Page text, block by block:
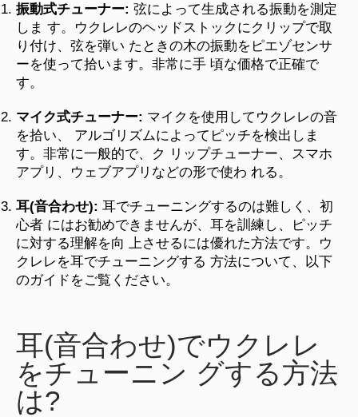
振動式チューナー: 弦によって生成される振動を測定
しま す。ウクレレのヘッドストックにクリップで取
り付け、弦を弾い たときの木の振動をピエゾセンサ
ーを使って拾います。非常に手 頃な価格で正確で
す。
マイク式チューナー: マイクを使用してウクレレの音
を拾い、 アルゴリズムによってピッチを検出しま
す。非常に一般的で、ク リップチューナー、スマホ
アプリ、ウェブアプリなどの形で使わ れる。
耳(音合わせ): 耳でチューニングするのは難しく、初
心者 にはお勧めできませんが、耳を訓練し、ピッチ
に対する理解を向 上させるには優れた方法です。ウ
クレレを耳でチューニングする 方法について、以下
のガイドをご覧ください。
耳(音合わせ)でウクレレ
をチューニン グする方法
は?